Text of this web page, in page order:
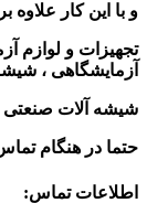
و با این کار
تجهیزات و لوازم
آزمایشگاهی ،
شیشه آلات صنعتی
حتما در هنگام
اطلاعات تماس: